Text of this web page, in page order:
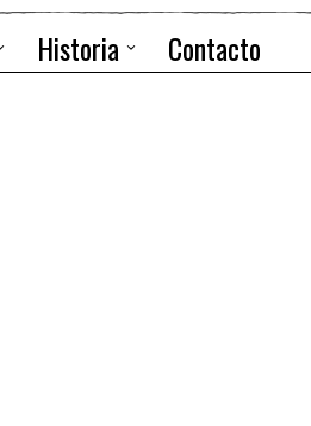
Historia Contacto